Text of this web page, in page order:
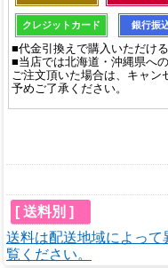
クレジットカード 銀行振
■代金引換えで購入いただける
■当店では北海道・沖縄県へ
ご注文頂いた場合は、キャン
予めご了承ください。
[ 送料別 ]
送料は配送地域によっ
覧ください。